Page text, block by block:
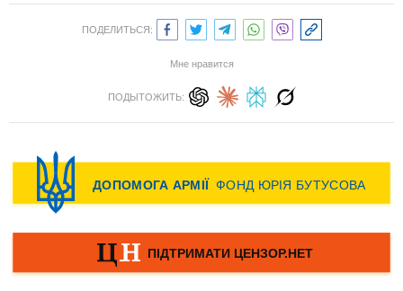
ПОДЕЛИТЬСЯ:
Мне нравится
ПОДЫТОЖИТЬ: